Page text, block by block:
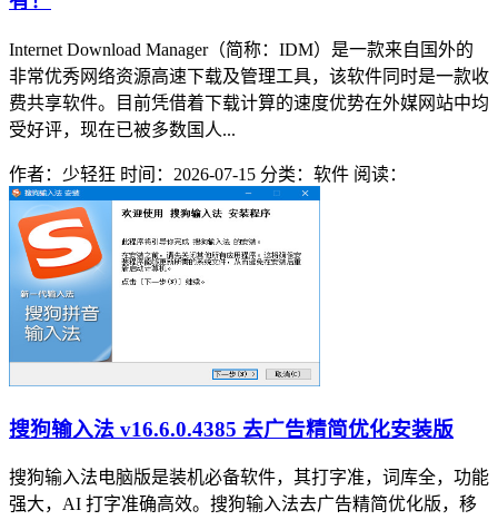
Internet Download Manager（简称：IDM）是一款来自国外的
非常优秀网络资源高速下载及管理工具，该软件同时是一款收
费共享软件。目前凭借着下载计算的速度优势在外媒网站中均
受好评，现在已被多数国人...
作者：少轻狂 时间：2026-07-15 分类：软件 阅读：
搜狗输入法 v16.6.0.4385 去广告精简优化安装版
搜狗输入法电脑版是装机必备软件，其打字准，词库全，功能
强大，AI 打字准确高效。搜狗输入法去广告精简优化版，移